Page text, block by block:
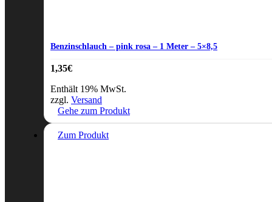
Benzinschlauch – pink rosa – 1 Meter – 5×8,5
1,35€
Enthält 19% MwSt.
zzgl. Versand
Gehe zum Produkt
Zum Produkt